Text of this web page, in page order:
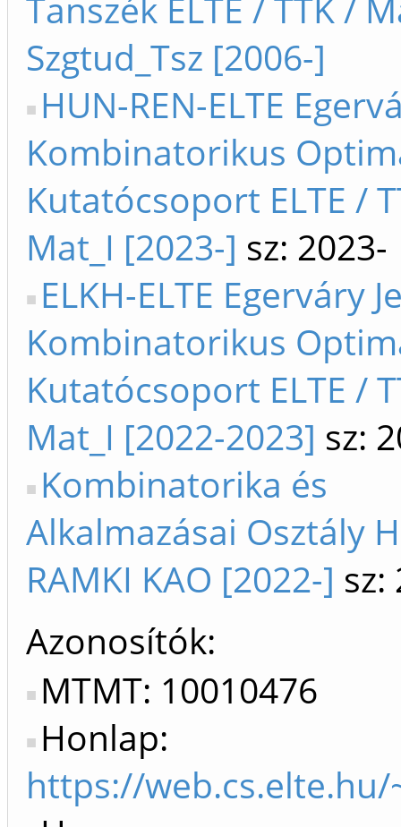
Szgtud_Tsz [2006-]
HUN-REN-ELTE
Kombinatorikus
Kutatócsoport ELTE /
Mat_I [2023-] sz: 2023-
ELKH-ELTE Egerváry
Kombinatorikus
Kutatócsoport ELTE /
Mat_I [2022-2023] sz:
Kombinatorika és
Alkalmazásai Osztály
RAMKI KAO [2022-] sz:
Azonosítók
MTMT: 10010476
Honlap:
https://web.cs.elte.hu/